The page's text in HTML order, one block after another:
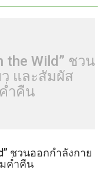
the Wild” ชวน
และสัมผัส
ำคืน
ชวนออกกำลังกาย
ค่ำคืน